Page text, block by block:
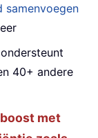
samenvoegen
40+ andere
met